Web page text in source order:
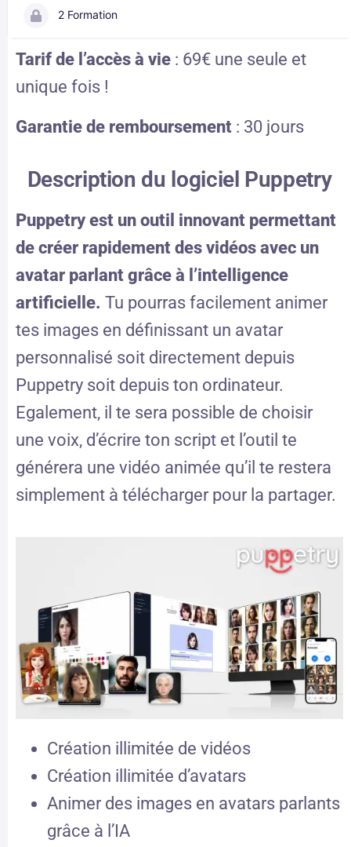
2 Formation
Tarif de l’accès à vie : 69€ une seule et
unique fois !
Garantie de remboursement : 30 jours
Description du logiciel Puppetry
Puppetry est un outil innovant permettant
de créer rapidement des vidéos avec un
avatar parlant grâce à l’intelligence
artificielle. Tu pourras facilement animer
tes images en définissant un avatar
personnalisé soit directement depuis
Puppetry soit depuis ton ordinateur.
Egalement, il te sera possible de choisir
une voix, d’écrire ton script et l’outil te
générera une vidéo animée qu’il te restera
simplement à télécharger pour la partager.
Création illimitée de vidéos
Création illimitée d’avatars
Animer des images en avatars parlants
grâce à l’IA